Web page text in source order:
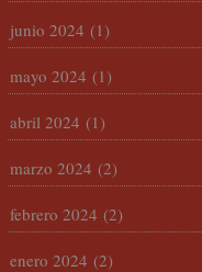
junio 2024 (1)
mayo 2024 (1)
abril 2024 (1)
marzo 2024 (2)
febrero 2024 (2)
enero 2024 (2)